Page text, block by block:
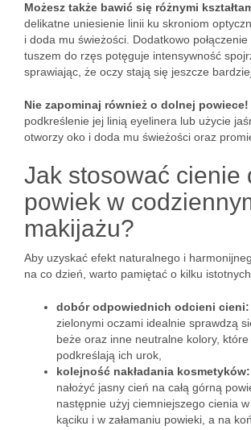
Możesz także bawić się różnymi
delikatne uniesienie linii ku skroniom
i doda mu świeżości. Dodatkowo
tuszem do rzęs potęguje intensywność
sprawiając, że oczy stają się jeszcze
Nie zapominaj również o dolnej powiece!
podkreślenie jej linią eyelinera lub użycie
otworzy oko i doda mu świeżości oraz
Jak stosować cienie
powiek w
makijażu?
Aby uzyskać efekt naturalnego i
na co dzień, warto pamiętać o kilku
dobór odpowiednich odcieni cieni:
zielonymi oczami idealnie sprawdzą
beże oraz inne neutralne kolory, które
podkreślają ich urok,
kolejność nakładania kosmetyków:
nałożyć jasny cień na całą górną
następnie użyj ciemniejszego cienia
kąciku i w załamaniu powieki, a na